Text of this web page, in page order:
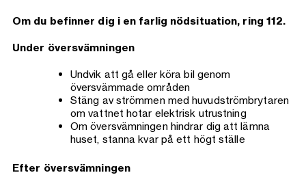
Om du befinner dig i en farlig nödsituation, ring 112.
Under översvämningen
Undvik att gå eller köra bil genom
översvämmade områden
Stäng av strömmen med huvudströmbrytaren
om vattnet hotar elektrisk utrustning
Om översvämningen hindrar dig att lämna
huset, stanna kvar på ett högt ställe
Efter översvämningen